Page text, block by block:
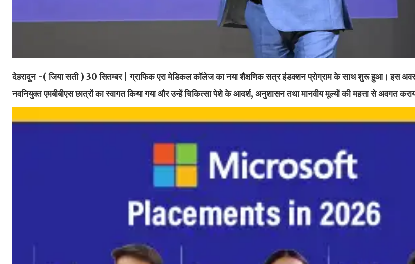
देहरादून -( जिया सती ) 30 सितम्बर | ग्राफिक एरा मेडिकल कॉलेज का नया शैक्षणिक सत्र इंडक्शन प्रोग्राम के साथ शुरू हुआ। इस
नवनियुक्त एमबीबीएस छात्रों का स्वागत किया गया और उन्हें चिकित्सा पेशे के आदर्श, अनुशासन तथा मानवीय मूल्यों की महत्ता से अवगत